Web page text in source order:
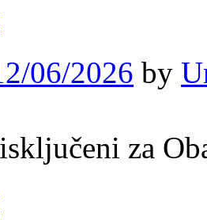
06/2026 by
za